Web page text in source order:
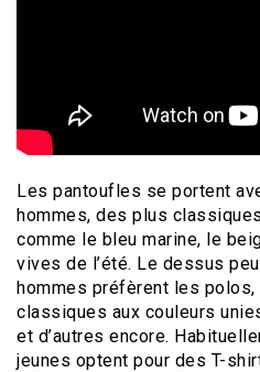
Les pantoufles se portent
hommes, des plus
comme le bleu marine, le
vives de l’été. Le dessus
hommes préfèrent les polos,
classiques aux couleurs
et d’autres encore.
jeunes optent pour des T-